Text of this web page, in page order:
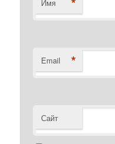
Имя
Email *
Сайт